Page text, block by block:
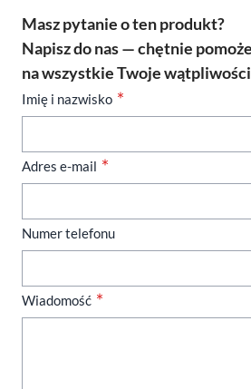
Masz pytanie o ten produkt?
Napisz do nas — chętnie
na wszystkie Twoje
Imię i nazwisko
Adres e-mail
Numer telefonu
Wiadomość